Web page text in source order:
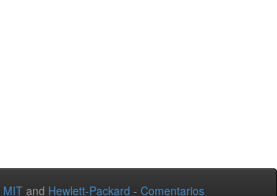
MIT and Hewlett-Packard - Comentarios